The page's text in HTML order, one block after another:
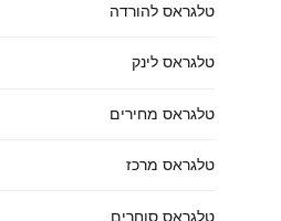
טלגראס להורדה
טלגראס לינק
טלגראס מחירים
טלגראס מרכז
טלגראס סוחרים